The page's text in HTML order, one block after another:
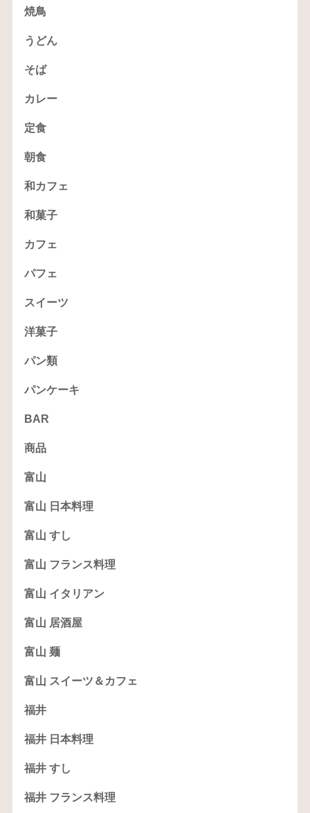
焼鳥
うどん
そば
カレー
定食
朝食
和カフェ
和菓子
カフェ
パフェ
スイーツ
洋菓子
パン類
パンケーキ
BAR
商品
富山
富山 日本料理
富山 すし
富山 フランス料理
富山 イタリアン
富山 居酒屋
富山 麺
富山 スイーツ＆カフェ
福井
福井 日本料理
福井 すし
福井 フランス料理